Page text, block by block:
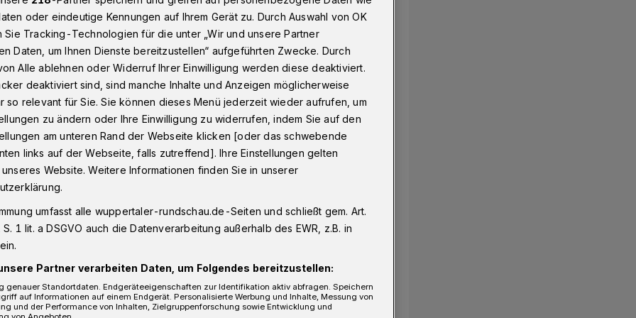
an Gasleitungen in Wuppertal
Arbeiten an
Stadtwerke arbeiten in der Nacht von
November 2020) im Bereich Werth und
oder eindeutige Kennungen auf Ihrem Gerät zu. Durch Auswahl von OK
Sie Tracking-Technologien für die unter „Wir und unsere Partner
Daten, um Ihnen Dienste bereitzustellen“ aufgeführten Zwecke. Durch
Alle ablehnen oder Widerruf Ihrer Einwilligung werden diese deaktiviert.
deaktiviert sind, sind manche Inhalte und Anzeigen möglicherweise
so relevant für Sie. Sie können dieses Menü jederzeit wieder aufrufen, um
zu ändern oder Ihre Einwilligung zu widerrufen, indem Sie auf den
am unteren Rand der Webseite klicken [oder das schwebende
links auf der Webseite, falls zutreffend]. Ihre Einstellungen gelten
Website. Weitere Informationen finden Sie in unserer
umfasst alle wuppertaler-rundschau.de-Seiten und schließt gem. Art.
1 lit. a DSGVO auch die Datenverarbeitung außerhalb des EWR, z.B. in
Partner verarbeiten Daten, um Folgendes bereitzustellen:
genauer Standortdaten. Endgeräteeigenschaften zur Identifikation aktiv abfragen. Speichern
auf Informationen auf einem Endgerät. Personalisierte Werbung und Inhalte, Messung von
und der Performance von Inhalten, Zielgruppenforschung sowie Entwicklung und